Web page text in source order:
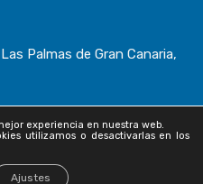
Palmas de Gran Canaria,
de Gran Canaria · ULPGC
experiencia en nuestra web.
utilizamos o desactivarlas en los
Ajustes